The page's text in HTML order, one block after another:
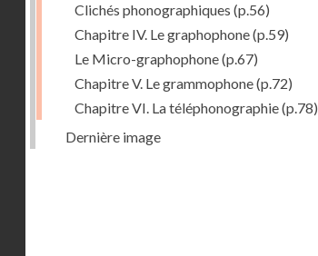
Clichés phonographiques (p.56)
Chapitre IV. Le graphophone(p.59)
Le Micro-graphophone(p.67)
Chapitre V. Le grammophone(p.72)
Chapitre VI. La téléphonographie(p.78)
Dernière image